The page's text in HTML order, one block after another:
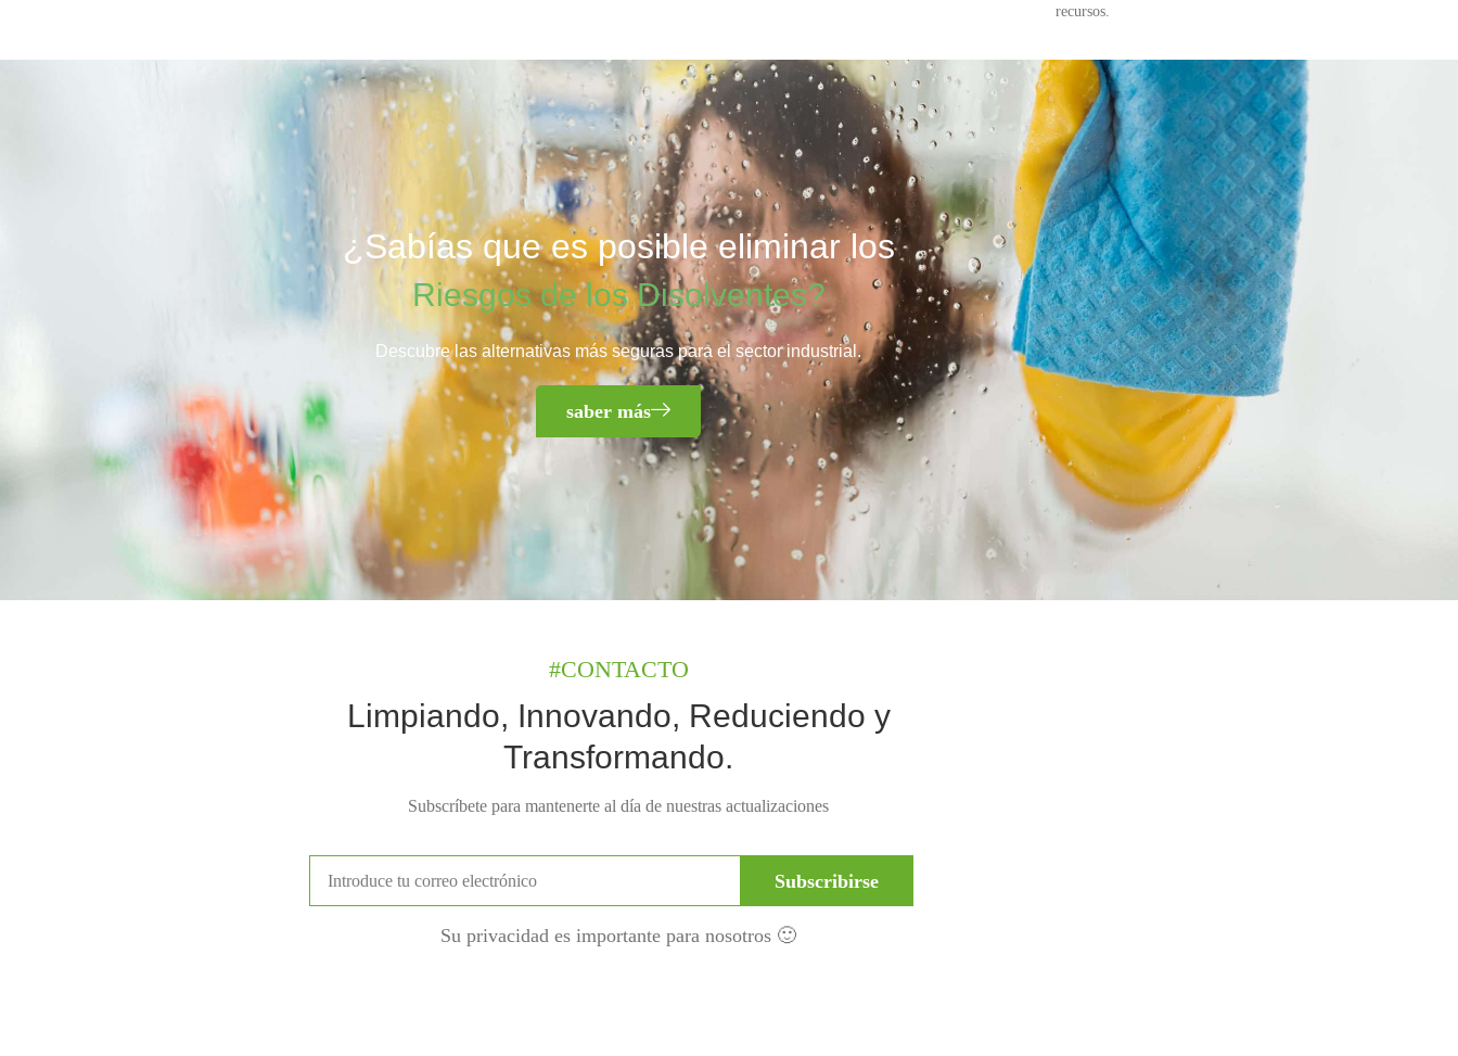
recursos.
¿Sabías que es posible eliminar los
Riesgos de los Disolventes?
Descubre las alternativas más seguras para el sector industrial.
saber más
#CONTACTO
Limpiando, Innovando, Reduciendo y
Transformando.
Subscríbete para mantenerte al día de nuestras actualizaciones
Subscribirse
Su privacidad es importante para nosotros 🙂